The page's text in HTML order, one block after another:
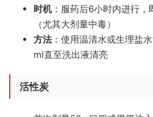
时机：服药后6小时内进行，
（尤其大剂量中毒）
方法：使用温清水或生理盐
ml直至洗出液清亮
活性炭